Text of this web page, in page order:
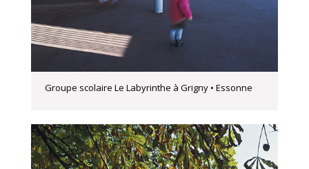
Groupe scolaire Le Labyrinthe à Grigny • Essonne